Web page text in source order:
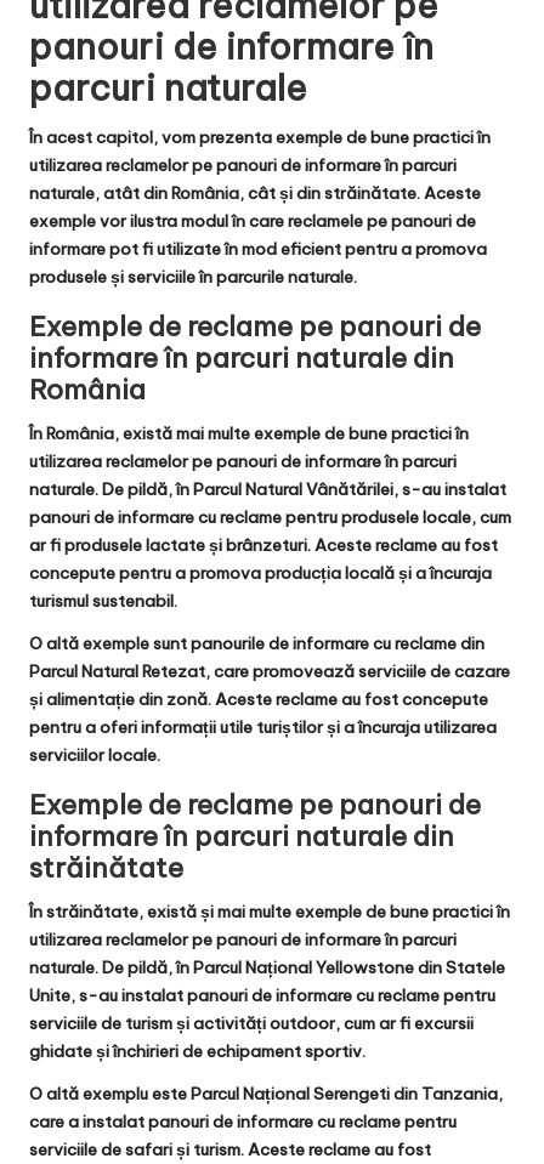
panouri de informare în
parcuri naturale
În acest capitol, vom prezenta exemple de bune practici în
utilizarea reclamelor pe panouri de informare în parcuri
naturale, atât din România, cât și din străinătate. Aceste
exemple vor ilustra modul în care reclamele pe panouri de
informare pot fi utilizate în mod eficient pentru a promova
produsele și serviciile în parcurile naturale.
Exemple de reclame pe panouri de
informare în parcuri naturale din
România
În România, există mai multe exemple de bune practici în
utilizarea reclamelor pe panouri de informare în parcuri
naturale. De pildă, în Parcul Natural Vânătărilei, s-au instalat
panouri de informare cu reclame pentru produsele locale, cum
ar fi produsele lactate și brânzeturi. Aceste reclame au fost
concepute pentru a promova producția locală și a încuraja
turismul sustenabil.
O altă exemple sunt panourile de informare cu reclame din
Parcul Natural Retezat, care promovează serviciile de cazare
și alimentație din zonă. Aceste reclame au fost concepute
pentru a oferi informații utile turiștilor și a încuraja utilizarea
serviciilor locale.
Exemple de reclame pe panouri de
informare în parcuri naturale din
străinătate
În străinătate, există și mai multe exemple de bune practici în
utilizarea reclamelor pe panouri de informare în parcuri
naturale. De pildă, în Parcul Național Yellowstone din Statele
Unite, s-au instalat panouri de informare cu reclame pentru
serviciile de turism și activități outdoor, cum ar fi excursii
ghidate și închirieri de echipament sportiv.
O altă exemplu este Parcul Național Serengeti din Tanzania,
care a instalat panouri de informare cu reclame pentru
serviciile de safari și turism. Aceste reclame au fost